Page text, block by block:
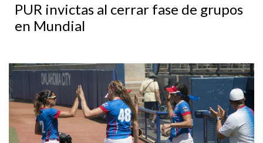
PUR invictas al cerrar fase de grupos
en Mundial